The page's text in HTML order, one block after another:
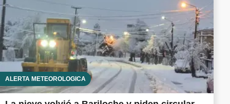
ALERTA METEOROLÓGICA